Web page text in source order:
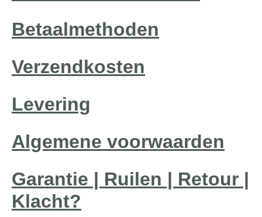
Betaalmethoden
Verzendkosten
Levering
Algemene voorwaarden
Garantie | Ruilen | Retour |
Klacht?